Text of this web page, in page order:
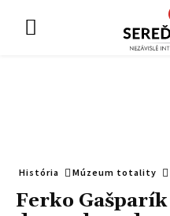
História Múzeum totality
Ferko